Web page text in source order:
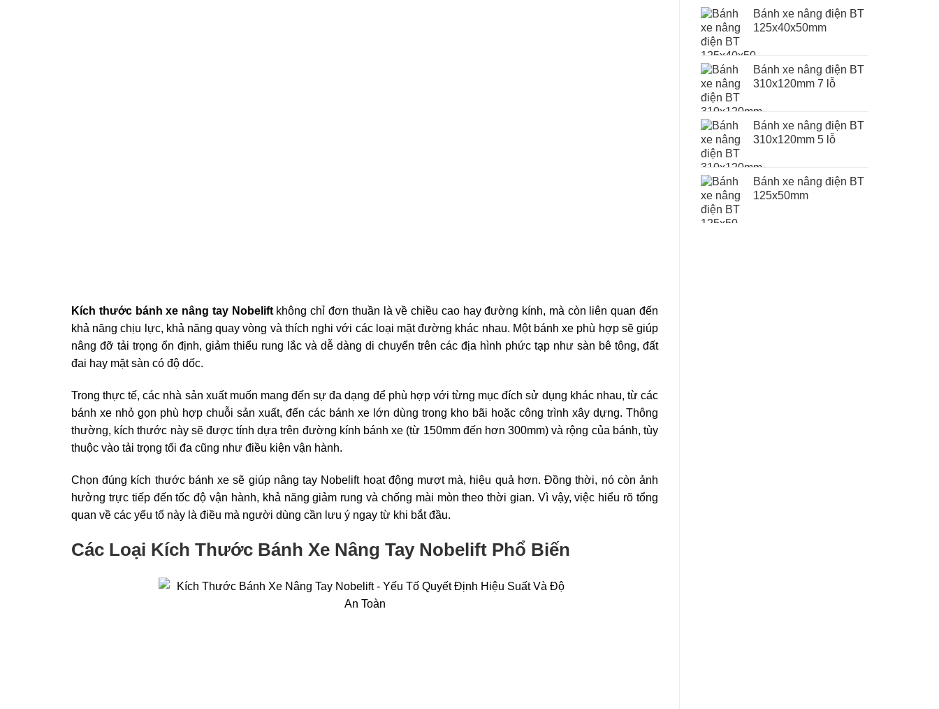
Kích thước bánh xe nâng tay Nobeliftkhông chỉ đơn thuần là về chiều cao hay đường kính, mà còn liên quan đến
khả năng chịu lực, khả năng quay vòng và thích nghi với các loại mặt đường khác nhau. Một bánh xe phù hợp sẽ giúp
nâng đỡ tải trọng ổn định, giảm thiểu rung lắc và dễ dàng di chuyển trên các địa hình phức tạp như sàn bê tông, đất
đai hay mặt sàn có độ dốc.
Trong thực tế, các nhà sản xuất muốn mang đến sự đa dạng để phù hợp với từng mục đích sử dụng khác nhau, từ các
bánh xe nhỏ gọn phù hợp chuỗi sản xuất, đến các bánh xe lớn dùng trong kho bãi hoặc công trình xây dựng. Thông
thường, kích thước này sẽ được tính dựa trên đường kính bánh xe (từ 150mm đến hơn 300mm) và rộng của bánh, tùy
thuộc vào tải trọng tối đa cũng như điều kiện vận hành.
Chọn đúng kích thước bánh xe sẽ giúp nâng tay Nobelift hoạt động mượt mà, hiệu quả hơn. Đồng thời, nó còn ảnh
hưởng trực tiếp đến tốc độ vận hành, khả năng giảm rung và chống mài mòn theo thời gian. Vì vậy, việc hiểu rõ tổng
quan về các yếu tố này là điều mà người dùng cần lưu ý ngay từ khi bắt đầu.
Các Loại Kích Thước Bánh Xe Nâng Tay Nobelift Phổ Biến
Bánh xe nâng điện BT
125x40x50mm
Bánh xe nâng điện BT
310x120mm 7 lỗ
Bánh xe nâng điện BT
310x120mm 5 lỗ
Bánh xe nâng điện BT
125x50mm